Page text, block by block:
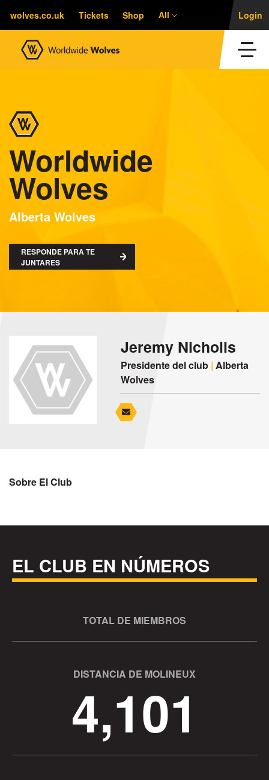
wolves.co.uk Tickets Shop All Login
Worldwide
Wolves
Alberta Wolves
RESPONDE PARA TE
JUNTARES
Jeremy Nicholls
Presidente del club | Alberta
Wolves
Sobre El Club
EL CLUB EN NÚMEROS
TOTAL DE MIEMBROS
DISTANCIA DE MOLINEUX
4,101